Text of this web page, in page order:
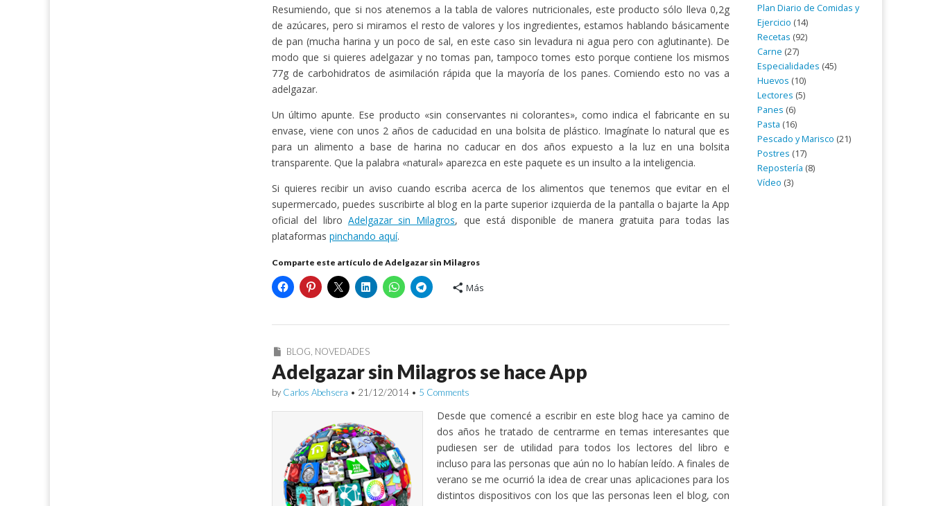
Resumiendo, que si nos atenemos a la tabla de valores nutricionales, este producto sólo lleva 0,2g
de azúcares, pero si miramos el resto de valores y los ingredientes, estamos hablando básicamente
de pan (mucha harina y un poco de sal, en este caso sin levadura ni agua pero con aglutinante). De
modo que si quieres adelgazar y no tomas pan, tampoco tomes esto porque contiene los mismos
77g de carbohidratos de asimilación rápida que la mayoría de los panes. Comiendo esto no vas a
adelgazar.
Un último apunte. Ese producto «sin conservantes ni colorantes», como indica el fabricante en su
envase, viene con unos 2 años de caducidad en una bolsita de plástico. Imagínate lo natural que es
para un alimento a base de harina no caducar en dos años expuesto a la luz en una bolsita
transparente. Que la palabra «natural» aparezca en este paquete es un insulto a la inteligencia.
Si quieres recibir un aviso cuando escriba acerca de los alimentos que tenemos que evitar en el
supermercado, puedes suscribirte al blog en la parte superior izquierda de la pantalla o bajarte la App
oficial del libro Adelgazar sin Milagros, que está disponible de manera gratuita para todas las
plataformas pinchando aquí.
Comparte este artículo de Adelgazar sin Milagros
Más
BLOG, NOVEDADES
Adelgazar sin Milagros se hace App
by Carlos Abehsera • 21/12/2014 • 5 Comments
Desde que comencé a escribir en este blog hace ya camino de
dos años he tratado de centrarme en temas interesantes que
pudiesen ser de utilidad para todos los lectores del libro e
incluso para las personas que aún no lo habían leído. A finales de
verano se me ocurrió la idea de crear unas aplicaciones para los
distintos dispositivos con los que las personas leen el blog, con
Plan Diario de Comidas y
Ejercicio (14)
Recetas (92)
Carne (27)
Especialidades (45)
Huevos (10)
Lectores (5)
Panes (6)
Pasta (16)
Pescado y Marisco (21)
Postres (17)
Repostería (8)
Vídeo (3)